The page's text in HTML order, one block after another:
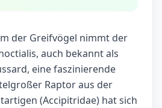
der Greifvögel nimmt der
auch bekannt als
eine faszinierende
Raptor aus der
(Accipitridae) hat sich